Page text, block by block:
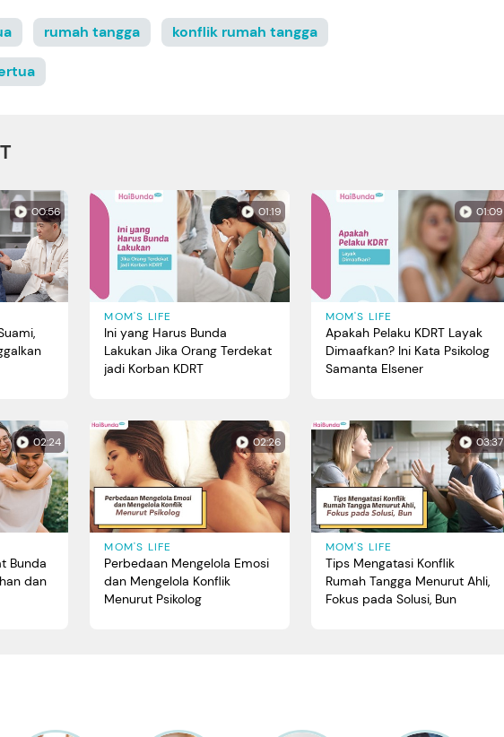
rumah tangga konflik rumah tangga
00:56 01:19
MOM'S LIFE
Ini yang Harus Bunda
Lakukan Jika Orang Terdekat
jadi Korban KDRT
01:09
MOM'S LIFE
Apakah Pelaku KDRT Layak
Dimaafkan? Ini Kata Psikolog
Samanta Elsener
02:24
Bunda
dan
02:26
MOM'S LIFE
Perbedaan Mengelola Emosi
dan Mengelola Konflik
Menurut Psikolog
03:37
MOM'S LIFE
Tips Mengatasi Konflik
Rumah Tangga Menurut Ahli,
Fokus pada Solusi, Bun